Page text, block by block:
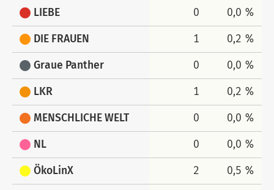
LIEBE 0 0,0 %
DIE FRAUEN 1 0,2 %
Graue Panther 0 0,0 %
LKR 1 0,2 %
MENSCHLICHE WELT 0 0,0 %
NL 0 0,0 %
ÖkoLinX 2 0,5 %